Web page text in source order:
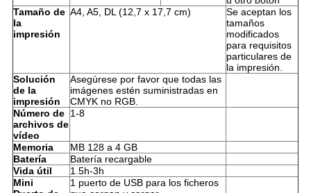
Tamaño de
la
impresión
A4, A5, DL (12,7 x 17,7 cm)
Se aceptan los
tamaños
modificados
para requisitos
particulares de
la impresión.
Solución
de la
impresión
Asegúrese por favor que todas las
imágenes estén suministradas en
CMYK no RGB.
Número de
archivos de
vídeo
1-8
Memoria
MB 128 a 4 GB
Batería
Batería recargable
Vida útil
1.5h-3h
Mini
1 puerto de USB para los ficheros